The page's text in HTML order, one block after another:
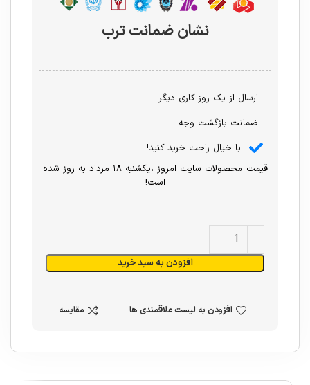
نشان ضمانت ترب
ارسال از یک روز کاری دیگر
ضمانت بازگشت وجه
با خیال راحت خرید کنید!
قیمت محصولات سایت امروز ،یکشنبه ۱۸ مرداد به روز شده
است!
افزودن به سبد خرید
افزودن به لیست علاقمندی ها مقایسه